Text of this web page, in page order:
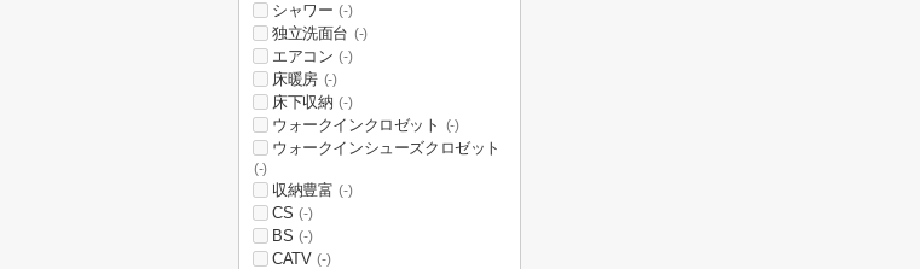
シャワー (-)
独立洗面台 (-)
エアコン (-)
床暖房 (-)
床下収納 (-)
ウォークインクロゼット (-)
ウォークインシューズクロゼット
(-)
収納豊富 (-)
CS (-)
BS (-)
CATV (-)